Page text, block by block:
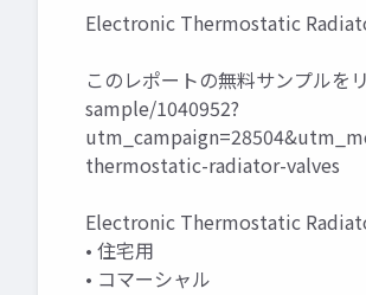
Electronic Thermostatic
このレポートの無料サンプルを
sample/1040952?
thermostatic-radiator-valves
Electronic Thermostatic
• 住宅用
• コマーシャル